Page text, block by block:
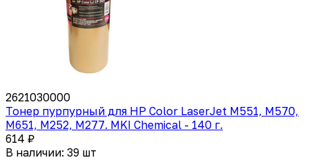
2621030000
Тонер пурпурный для HP Color LaserJet M551, M570,
M651, M252, M277. MKI Chemical - 140 г.
614 ₽
В наличии: 39 шт